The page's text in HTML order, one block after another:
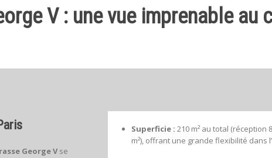
V : une vue imprenable
George Vse
Superficie : 210 m² au total (réception
m²), offrant une grande flexibilité dans